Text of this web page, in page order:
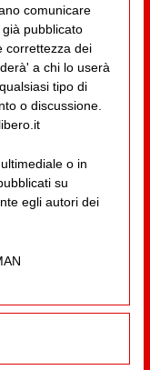
comunicare
pubblicato
correttezza dei
a chi lo userà
tipo di
o discussione.
o in
su
egli autori dei